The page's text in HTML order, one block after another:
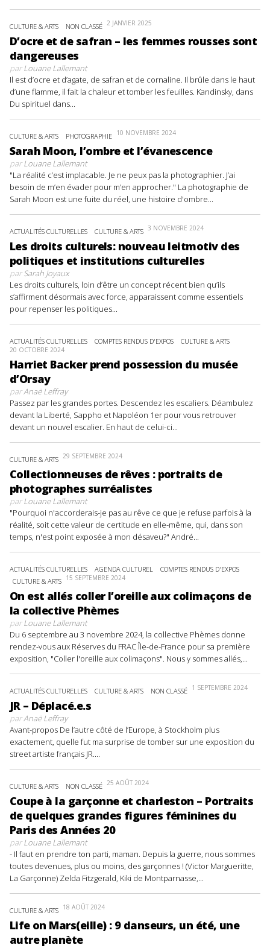
CULTURE & ARTS NON CLASSÉ 2 JANVIER 2025
D’ocre et de safran – les femmes rousses sont
dangereuses
parLouane Lallemant
Il est d’ocre et d’agate, de safran et de cornaline. Il brûle dans le haut
d’une flamme, il fait la chaleur et tomber les feuilles. Kandinsky, dans
Du spirituel dans...
CULTURE & ARTS PHOTOGRAPHIE 10 NOVEMBRE 2024
Sarah Moon, l’ombre et l’évanescence
parLouane Lallemant
"La réalité c’est implacable. Je ne peux pas la photographier. J’ai
besoin de m’en évader pour m’en approcher." La photographie de
Sarah Moon est une fuite du réel, une histoire d'ombre...
ACTUALITÉS CULTURELLES CULTURE & ARTS 3 NOVEMBRE 2024
Les droits culturels: nouveau leitmotiv des
politiques et institutions culturelles
parSarah Joyaux
Les droits culturels, loin d’être un concept récent bien qu’ils
s’affirment désormais avec force, apparaissent comme essentiels
pour repenser les politiques...
ACTUALITÉS CULTURELLES COMPTES RENDUS D'EXPOS CULTURE & ARTS
20 OCTOBRE 2024
Harriet Backer prend possession du musée
d’Orsay
parAnaë Leffray
Passez par les grandes portes. Descendez les escaliers. Déambulez
devant la Liberté, Sappho et Napoléon 1er pour vous retrouver
devant un nouvel escalier. En haut de celui-ci...
CULTURE & ARTS 29 SEPTEMBRE 2024
Collectionneuses de rêves : portraits de
photographes surréalistes
parLouane Lallemant
"Pourquoi n'accorderais-je pas au rêve ce que je refuse parfois à la
réalité, soit cette valeur de certitude en elle-même, qui, dans son
temps, n'est point exposée à mon désaveu?" André...
ACTUALITÉS CULTURELLES AGENDA CULTUREL
COMPTES RENDUS D'EXPOS
CULTURE & ARTS 15 SEPTEMBRE 2024
On est allés coller l’oreille aux colimaçons de
la collective Phèmes
parLouane Lallemant
Du 6 septembre au 3 novembre 2024, la collective Phèmes donne
rendez-vous aux Réserves du FRAC Île-de-France pour sa première
exposition, "Coller l'oreille aux colimaçons". Nous y sommes allés,...
ACTUALITÉS CULTURELLES CULTURE & ARTS NON CLASSÉ 1 SEPTEMBRE 2024
JR – Déplacé.e.s
parAnaë Leffray
Avant-propos De l’autre côté de l’Europe, à Stockholm plus
exactement, quelle fut ma surprise de tomber sur une exposition du
street artiste français JR....
CULTURE & ARTS NON CLASSÉ 25 AOÛT 2024
Coupe à la garçonne et charleston – Portraits
de quelques grandes figures féminines du
Paris des Années 20
parLouane Lallemant
- Il faut en prendre ton parti, maman. Depuis la guerre, nous sommes
toutes devenues, plus ou moins, des garçonnes ! (Victor Margueritte,
La Garçonne) Zelda Fitzgerald, Kiki de Montparnasse,...
CULTURE & ARTS 18 AOÛT 2024
Life on Mars(eille) : 9 danseurs, un été, une
autre planète